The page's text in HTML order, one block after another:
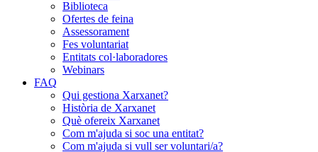
Biblioteca
Ofertes de feina
Assessorament
Fes voluntariat
Entitats col·laboradores
Webinars
FAQ
Qui gestiona Xarxanet?
Història de Xarxanet
Què ofereix Xarxanet
Com m'ajuda si soc una entitat?
Com m'ajuda si vull ser voluntari/a?